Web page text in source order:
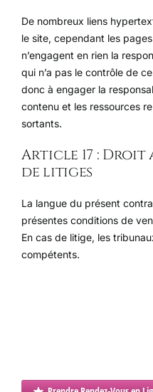
De nombreux liens
le site, cependant les
n’engagent en rien la
qui n’a pas le contrôle de
donc à engager la
contenu et les ressources
sortants.
Article 17 : Droit
de litiges
La langue du présent
présentes conditions de
En cas de litige, les
compétents.